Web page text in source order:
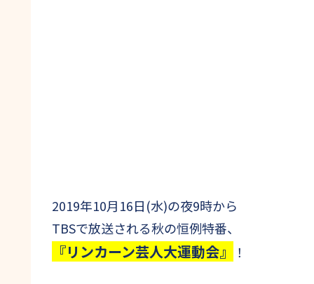
2019年10月16日(水)の夜9時から
TBSで放送される秋の恒例特番、
『リンカーン芸人大運動会』 ！